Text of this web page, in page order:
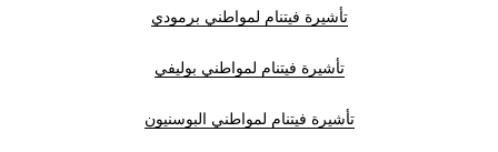
تأشيرة فيتنام لمواطني برمودي
تأشيرة فيتنام لمواطني بوليفي
تأشيرة فيتنام لمواطني البوسنيون